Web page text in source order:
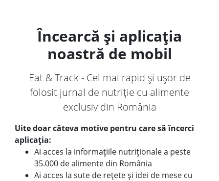
Încearcă și aplicația
noastră de mobil
Eat & Track - Cel mai rapid și ușor de
folosit jurnal de nutriție cu alimente
exclusiv din România
Uite doar câteva motive pentru care să încerci
aplicația:
Ai acces la informațiile nutriționale a peste
35.000 de alimente din România
Ai acces la sute de rețete și idei de mese cu